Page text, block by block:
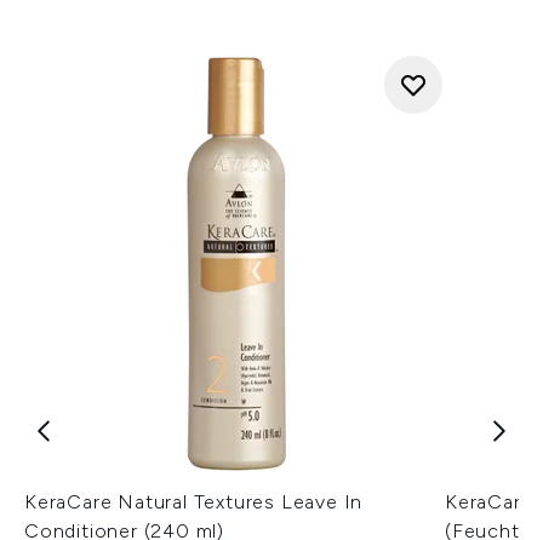
KeraCare Natural Textures Leave In
Conditioner (240 ml)